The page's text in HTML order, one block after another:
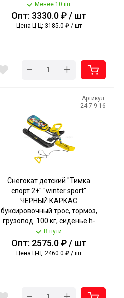
290 мм арт. ТС2/Ф12 NIKA [1]
Менее 10 шт
Опт: 3330.0 ₽ / шт
Цена Ц-Ц: 3185.0 ₽ / шт
- +
Артикул:
24-7-9-16
Снегокат детский "Тимка
спорт 2+" "winter sport"
ЧЕРНЫЙ КАРКАС
буксировочный трос, тормоз,
грузопод. 100 кг, сиденье h-
290 мм арт. ТС2+/WS NIKA [1]
В пути
Опт: 2575.0 ₽ / шт
Цена Ц-Ц: 2460.0 ₽ / шт